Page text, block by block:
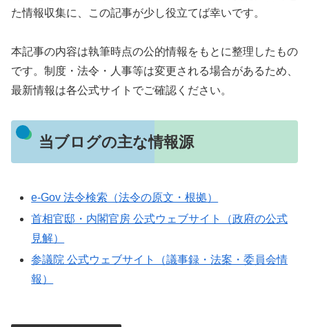
た情報収集に、この記事が少し役立てば幸いです。
本記事の内容は執筆時点の公的情報をもとに整理したもの
です。制度・法令・人事等は変更される場合があるため、
最新情報は各公式サイトでご確認ください。
当ブログの主な情報源
e-Gov 法令検索（法令の原文・根拠）
首相官邸・内閣官房 公式ウェブサイト（政府の公式
見解）
参議院 公式ウェブサイト（議事録・法案・委員会情
報）